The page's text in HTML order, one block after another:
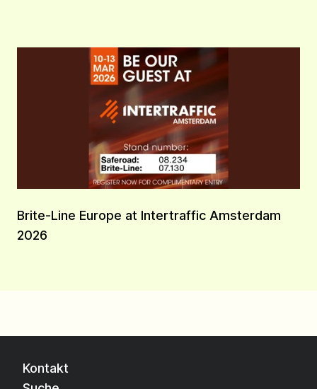
Brite-Line Europe at Intertraffic Amsterdam
2026
Kontakt